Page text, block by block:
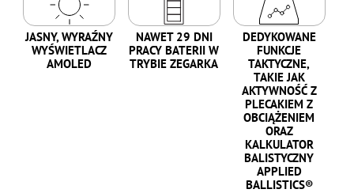
JASNY, WYRAŹNY
WYŚWIETLACZ
AMOLED
NAWET 29 DNI
PRACY BATERII W
TRYBIE ZEGARKA
DEDYKOWANE
FUNKCJE
TAKTYCZNE,
TAKIE JAK
AKTYWNOŚĆ Z
PLECAKIEM Z
OBCIĄŻENIEM
ORAZ
KALKULATOR
BALISTYCZNY
APPLIED
BALLISTICS®